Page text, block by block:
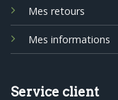
Mes retours
Mes informations
Service client